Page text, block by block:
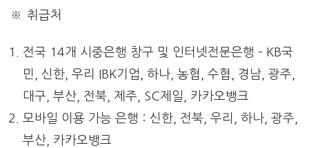
※ 취급처
전국 14개 시중은행 창구 및 인터넷전문은행 – KB국
민, 신한, 우리 IBK기업, 하나, 농협, 수협, 경남, 광주,
대구, 부산, 전북, 제주, SC제일, 카카오뱅크
모바일 이용 가능 은행 : 신한, 전북, 우리, 하나, 광주,
부산, 카카오뱅크